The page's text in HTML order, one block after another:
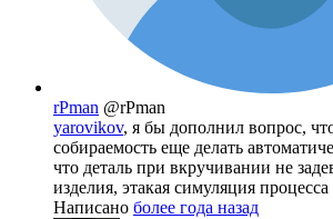
rPman @rPman
yarovikov, я бы дополнил вопрос,
собираемость еще делать
что деталь при вкручивании не
изделия, этакая симуляция процесса
Написано более года назад